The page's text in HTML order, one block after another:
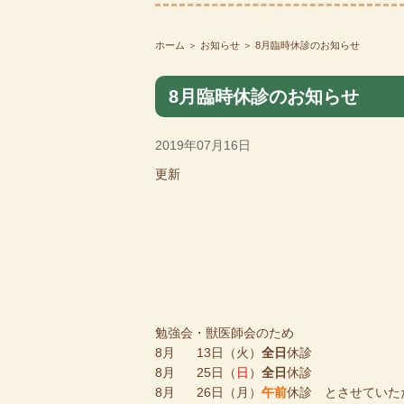
ホーム ＞ お知らせ ＞ 8月臨時休診のお知らせ
8月臨時休診のお知らせ
2019年07月16日
更新
勉強会・獣医師会のため
8月 13日（火） 全日休診
8月 25日（ 日 ） 全日休診
8月 26日（月） 午前休診 とさせていた